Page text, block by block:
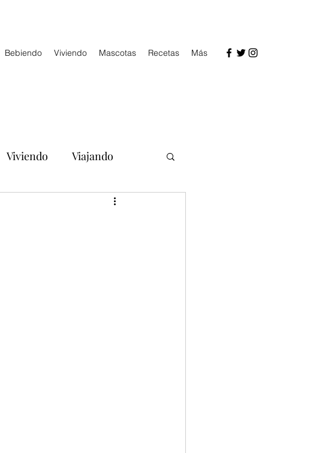
Bebiendo Viviendo Mascotas Recetas Más
Viviendo Viajando